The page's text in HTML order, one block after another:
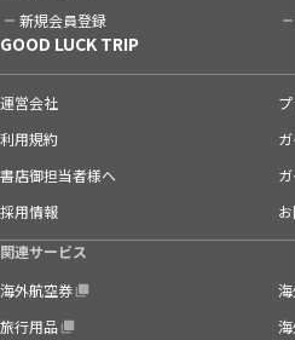
新規会員登録
GOOD LUCK TRIP
運営会社
利用規約
書店御担当者様へ
採用情報
関連サービス
海外航空券
旅行用品